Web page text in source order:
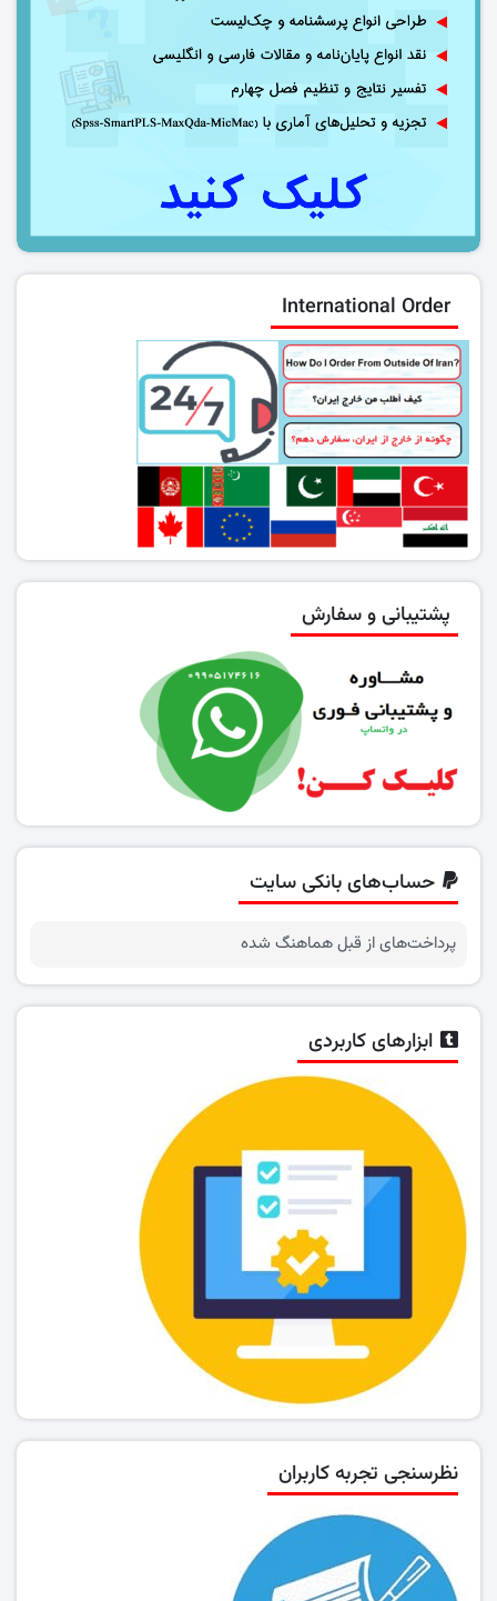
International Order
پشتیبانی و سفارش
حساب‌های بانکی سایت
پرداخت‌های از قبل هماهنگ شده
ابزارهای کاربردی
نظرسنجی تجربه کاربران